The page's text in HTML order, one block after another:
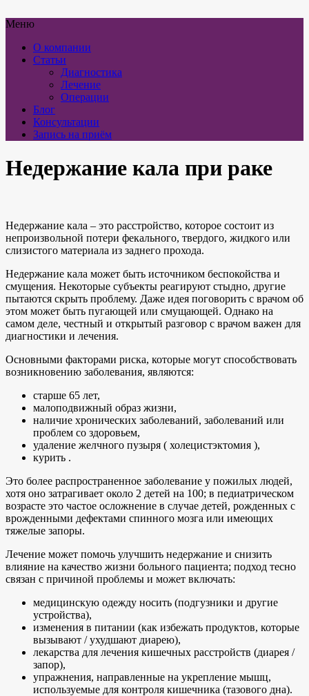
Меню
О компании
Статьи
Диагностика
Лечение
Операции
Блог
Консультации
Запись на приём
Недержание кала при раке
Недержание кала – это расстройство, которое состоит из
непроизвольной потери фекального, твердого, жидкого или
слизистого материала из заднего прохода.
Недержание кала может быть источником беспокойства и
смущения. Некоторые субъекты реагируют стыдно, другие
пытаются скрыть проблему. Даже идея поговорить с врачом об
этом может быть пугающей или смущающей. Однако на
самом деле, честный и открытый разговор с врачом важен для
диагностики и лечения.
Основными факторами риска, которые могут способствовать
возникновению заболевания, являются:
старше 65 лет,
малоподвижный образ жизни,
наличие хронических заболеваний, заболеваний или
проблем со здоровьем,
удаление желчного пузыря ( холецистэктомия ),
курить .
Это более распространенное заболевание у пожилых людей,
хотя оно затрагивает около 2 детей на 100; в педиатрическом
возрасте это частое осложнение в случае детей, рожденных с
врожденными дефектами спинного мозга или имеющих
тяжелые запоры.
Лечение может помочь улучшить недержание и снизить
влияние на качество жизни больного пациента; подход тесно
связан с причиной проблемы и может включать:
медицинскую одежду носить (подгузники и другие
устройства),
изменения в питании (как избежать продуктов, которые
вызывают / ухудшают диарею),
лекарства для лечения кишечных расстройств (диарея /
запор),
упражнения, направленные на укрепление мышц,
используемые для контроля кишечника (тазового дна).